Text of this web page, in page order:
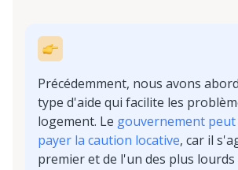
Précédemment, nous avons
type d'aide qui facilite les
logement. Le gouvernement peut
payer la caution locative, car il
premier et de l'un des plus